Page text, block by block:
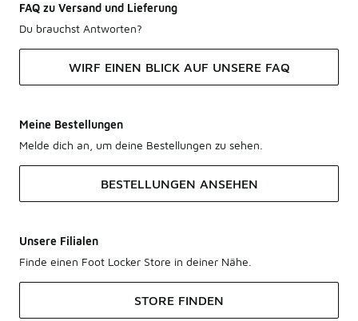
FAQ zu Versand und Lieferung
Du brauchst Antworten?
WIRF EINEN BLICK AUF UNSERE FAQ
Meine Bestellungen
Melde dich an, um deine Bestellungen zu sehen.
BESTELLUNGEN ANSEHEN
Unsere Filialen
Finde einen Foot Locker Store in deiner Nähe.
STORE FINDEN